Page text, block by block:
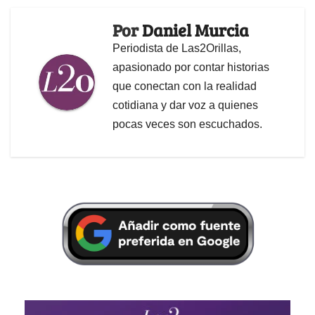
PorDaniel Murcia
Periodista de Las2Orillas,
apasionado por contar historias
que conectan con la realidad
cotidiana y dar voz a quienes
pocas veces son escuchados.